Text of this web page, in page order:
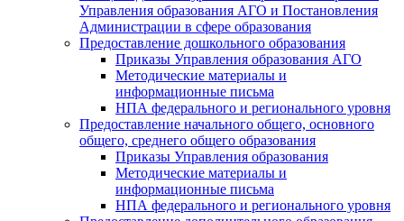
Управления образования АГО и Постановления
Администрации в сфере образования
Предоставление дошкольного образования
Приказы Управления образования АГО
Методические материалы и
информационные письма
НПА федерального и регионального уровня
Предоставление начального общего, основного
общего, среднего общего образования
Приказы Управления образования
Методические материалы и
информационные письма
НПА федерального и регионального уровня